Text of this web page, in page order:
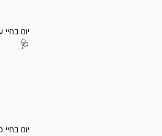
יום
🩺
יום